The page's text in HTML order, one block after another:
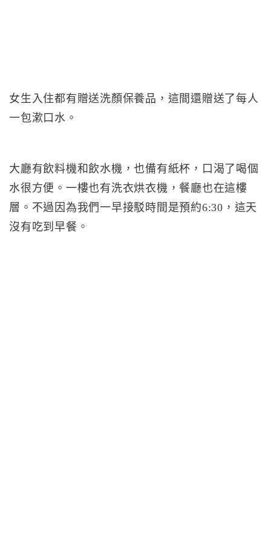
女生入住都有贈送洗顏保養品，這間還贈送了每人
一包漱口水。
大廳有飲料機和飲水機，也備有紙杯，口渴了喝個
水很方便。一樓也有洗衣烘衣機，餐廳也在這樓
層。不過因為我們一早接駁時間是預約6:30，這天
沒有吃到早餐。